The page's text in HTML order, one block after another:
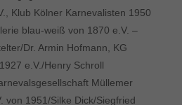
Klub Kölner Karnevalisten 1950
blau-weiß von 1870 e.V. –
Dr. Armin Hofmann, KG
e.V./Henry Schroll
Müllemer
von 1951/Silke Dick/Siegfried